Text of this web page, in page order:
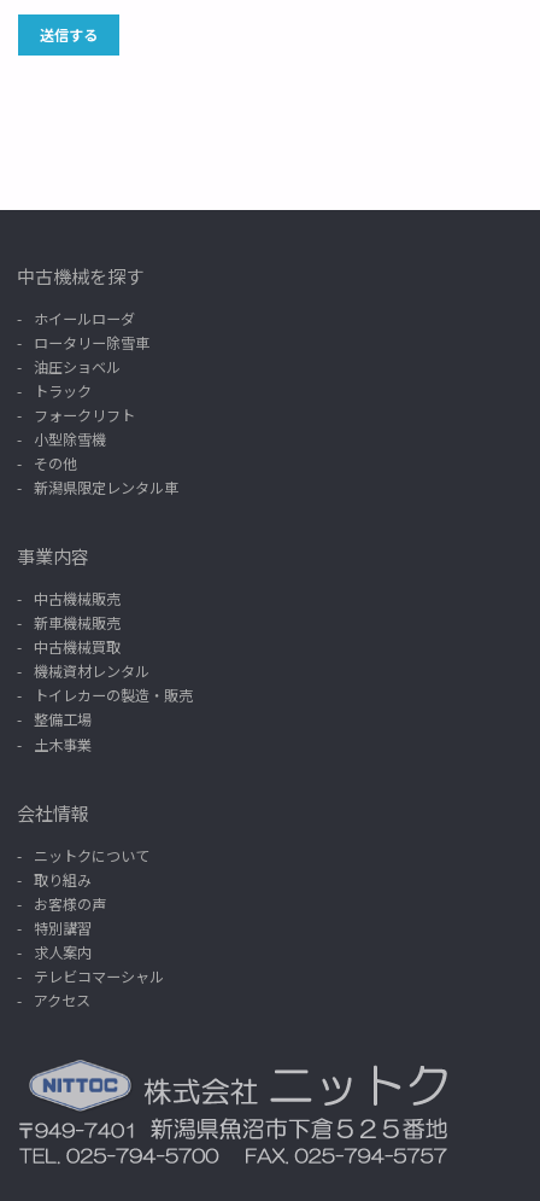
中古機械を探す
ホイールローダ
ロータリー除雪車
油圧ショベル
トラック
フォークリフト
小型除雪機
その他
新潟県限定レンタル車
事業内容
中古機械販売
新車機械販売
中古機械買取
機械資材レンタル
トイレカーの製造・販売
整備工場
土木事業
会社情報
ニットクについて
取り組み
お客様の声
特別講習
求人案内
テレビコマーシャル
アクセス